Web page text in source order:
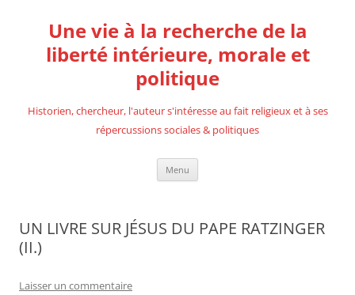
contenuUne vie à la recherche de la
liberté intérieure, morale et
politique
Historien, chercheur, l'auteur s'intéresse au fait religieux et à ses
répercussions sociales & politiques
Menu
UN LIVRE SUR JÉSUS DU PAPE RATZINGER
(II.)
Laisser un commentaire